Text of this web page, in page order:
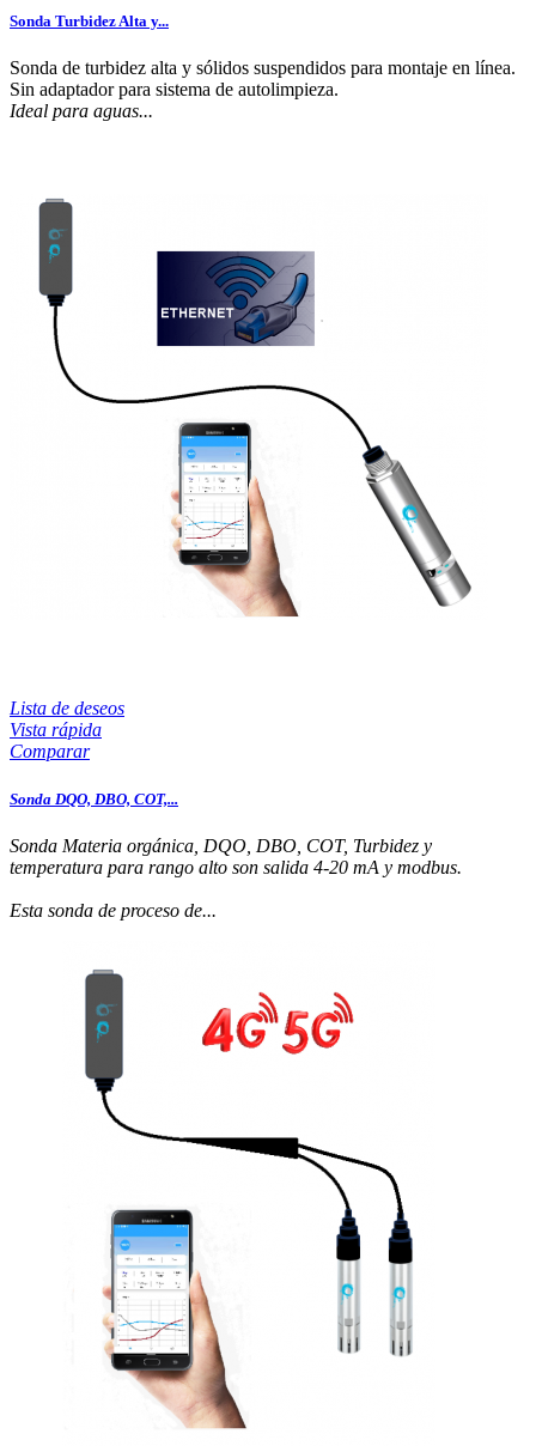
Sonda Turbidez Alta y...
Sonda de turbidez alta y sólidos suspendidos para montaje en línea.
Sin adaptador para sistema de autolimpieza.
Ideal para aguas...
Lista de deseos
Vista rápida
Comparar
Sonda DQO, DBO, COT,...
Sonda Materia orgánica, DQO, DBO, COT, Turbidez y
temperatura para rango alto son salida 4-20 mA y modbus.
Esta sonda de proceso de...